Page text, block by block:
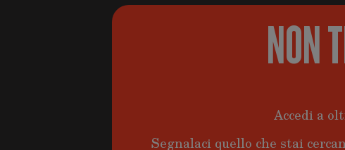
NON
Accedi a
Segnalaci quello che stai